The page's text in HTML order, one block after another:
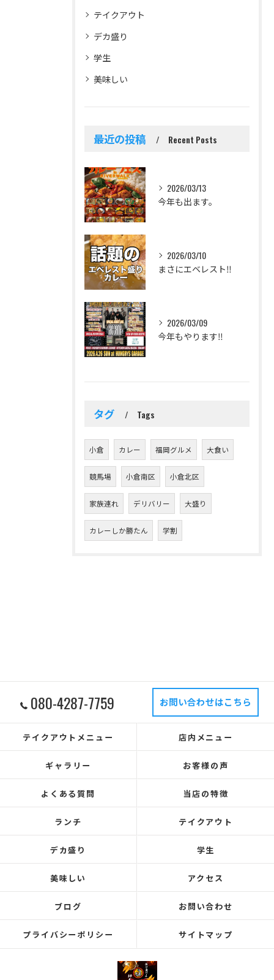
テイクアウト
デカ盛り
学生
美味しい
最近の投稿 Recent Posts
2026/03/13
今年も出ます。
2026/03/10
まさにエベレスト‼️
2026/03/09
今年もやります‼️
タグ Tags
小倉 カレー 福岡グルメ 大食い
競馬場 小倉南区 小倉北区
家族連れ デリバリー 大盛り
カレーしか勝たん 学割
080-4287-7759 お問い合わせはこちら
テイクアウトメニュー 店内メニュー
ギャラリー お客様の声
よくある質問 当店の特徴
ランチ テイクアウト
デカ盛り 学生
美味しい アクセス
ブログ お問い合わせ
プライバシーポリシー サイトマップ